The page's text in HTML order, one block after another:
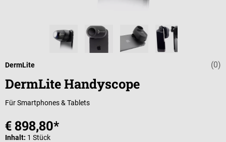
(0)
DermLite
DermLite Handyscope
Für Smartphones & Tablets
€ 898,80*
Inhalt: 1 Stück